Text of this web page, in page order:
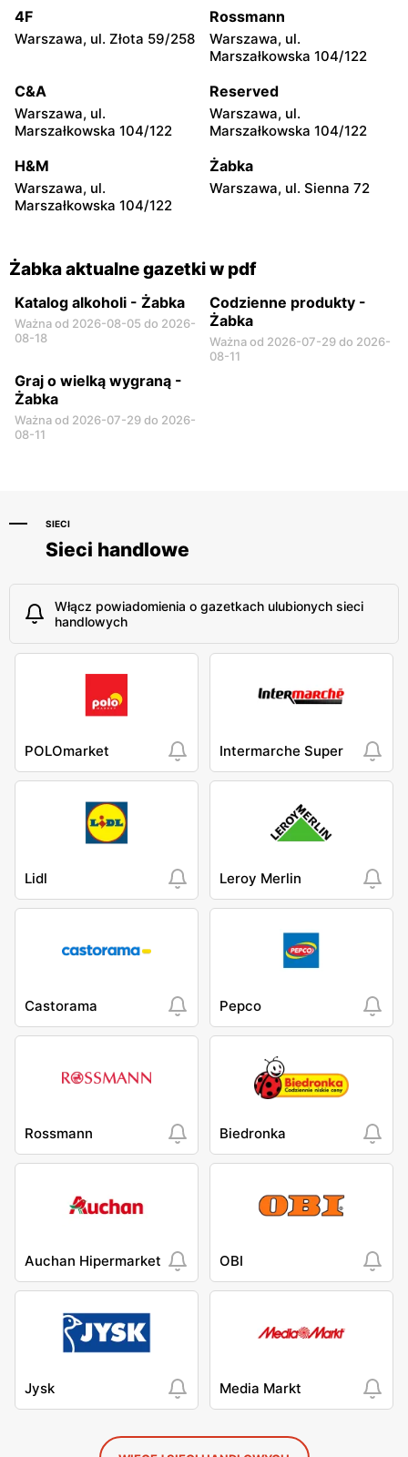
Chałubińskiego 8
Żabka
4
Żabka
Żabka Żabka
Żabka
Warszawa, ul. Prosta 2/14
Żabka
4F
Warszawa, ul. Złota 59/258
Rossmann
Warszawa, ul.
Marszałkowska 104/122
C&A
Warszawa, ul.
Marszałkowska 104/122
Reserved
Warszawa, ul.
Marszałkowska 104/122
H&M
Warszawa, ul.
Marszałkowska 104/122
Żabka
Warszawa, ul. Sienna 72
Żabka aktualne gazetki w pdf
Katalog alkoholi - Żabka
Ważna od 2026-08-05 do 2026-
08-18
Codzienne produkty -
Żabka
Ważna od 2026-07-29 do 2026-
08-11
Graj o wielką wygraną -
Żabka
Ważna od 2026-07-29 do 2026-
08-11
SIECI
Sieci handlowe
Włącz powiadomienia o gazetkach ulubionych sieci
handlowych
POLOmarket Intermarche Super
Lidl Leroy Merlin
Castorama Pepco
Rossmann Biedronka
Auchan Hipermarket OBI
Jysk Media Markt